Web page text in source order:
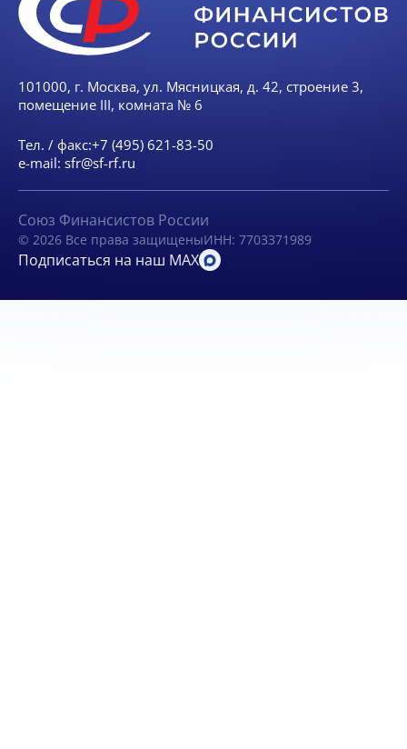
101000, г. Москва, ул. Мясницкая, д. 42, строение 3,
помещение III, комната № 6
Тел. / факс:+7 (495) 621-83-50
e-mail: sfr@sf-rf.ru
Союз Финансистов России
© 2026 Все права защищеныИНН: 7703371989
Подписаться на наш MAX